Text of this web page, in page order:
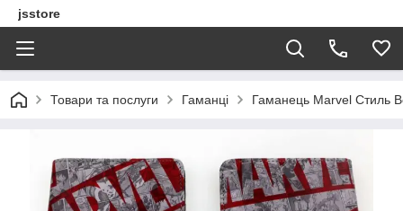
jsstore
Товари та послуги Гаманці Гаманець Marvel Стиль